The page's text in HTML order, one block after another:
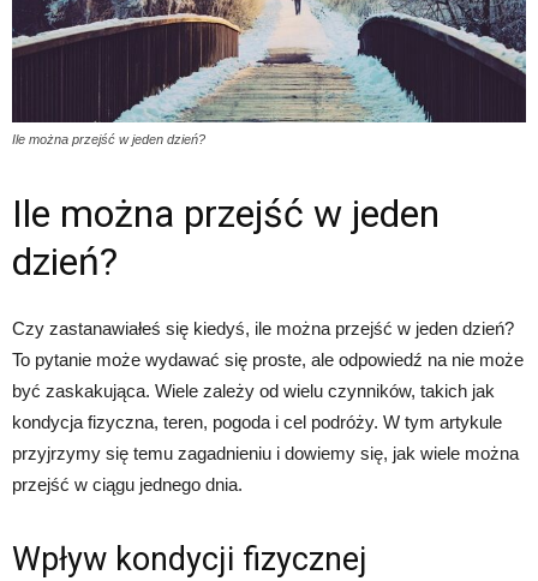
Ile można przejść w jeden dzień?
Ile można przejść w jeden
dzień?
Czy zastanawiałeś się kiedyś, ile można przejść w jeden dzień?
To pytanie może wydawać się proste, ale odpowiedź na nie może
być zaskakująca. Wiele zależy od wielu czynników, takich jak
kondycja fizyczna, teren, pogoda i cel podróży. W tym artykule
przyjrzymy się temu zagadnieniu i dowiemy się, jak wiele można
przejść w ciągu jednego dnia.
Wpływ kondycji fizycznej